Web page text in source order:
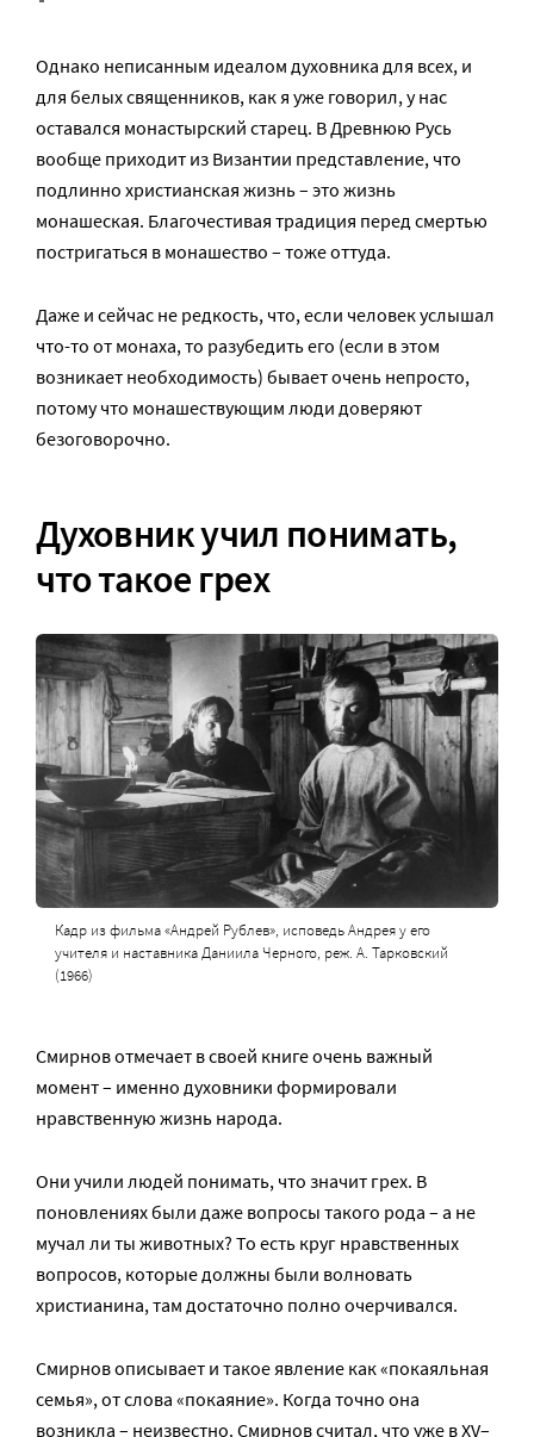
Однако неписанным идеалом духовника для всех, и
для белых священников, как я уже говорил, у нас
оставался монастырский старец. В Древнюю Русь
вообще приходит из Византии представление, что
подлинно христианская жизнь – это жизнь
монашеская. Благочестивая традиция перед смертью
постригаться в монашество – тоже оттуда.
Даже и сейчас не редкость, что, если человек услышал
что-то от монаха, то разубедить его (если в этом
возникает необходимость) бывает очень непросто,
потому что монашествующим люди доверяют
безоговорочно.
Духовник учил понимать,
что такое грех
Кадр из фильма «Андрей Рублев», исповедь Андрея у его
учителя и наставника Даниила Черного, реж. А. Тарковский
(1966)
Смирнов отмечает в своей книге очень важный
момент – именно духовники формировали
нравственную жизнь народа.
Они учили людей понимать, что значит грех. В
поновлениях были даже вопросы такого рода – а не
мучал ли ты животных? То есть круг нравственных
вопросов, которые должны были волновать
христианина, там достаточно полно очерчивался.
Смирнов описывает и такое явление как «покаяльная
семья», от слова «покаяние». Когда точно она
возникла – неизвестно. Смирнов считал, что уже в XV–